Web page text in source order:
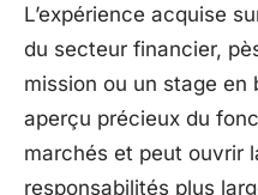
L’expérience acquise
du secteur financier,
mission ou un stage en
aperçu précieux du
marchés et peut ouvrir
responsabilités plus